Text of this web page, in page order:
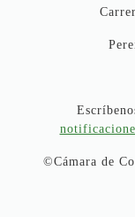
©Cámara de